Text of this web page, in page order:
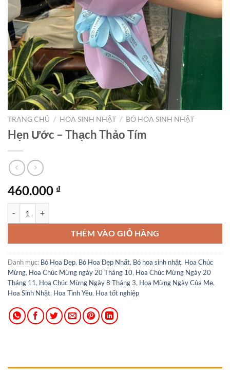
TRANG CHỦ / HOA SINH NHẬT / BÓ HOA SINH NHẬT
Hẹn Ước – Thạch Thảo Tím
460.000 ₫
THÊM VÀO GIỎ HÀNG
Danh mục: Bó Hoa Đẹp, Bó Hoa Đẹp Nhất, Bó hoa sinh nhật, Hoa Chúc
Mừng, Hoa Chúc Mừng ngày 20 Tháng 10, Hoa Chúc Mừng Ngày 20
Tháng 11, Hoa Chúc Mừng Ngày 8 Tháng 3, Hoa Mừng Ngày Của Mẹ,
Hoa Sinh Nhật, Hoa Tình Yêu, Hoa tốt nghiệp